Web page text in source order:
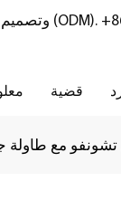
تشونفو - شركة تصنيع وتوريد أثاث من الحجر الطبيعي مع خدمات تصنيع المعدات الأصلية (OEM) وتصميم المنتجات الأصلية (ODM).
قضية
مع طاولة